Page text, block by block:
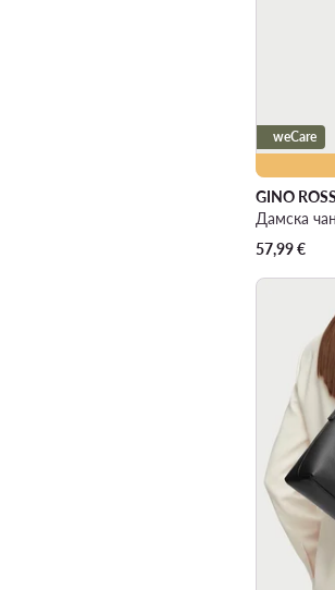
weCare
GINO
Дамска
57,99€